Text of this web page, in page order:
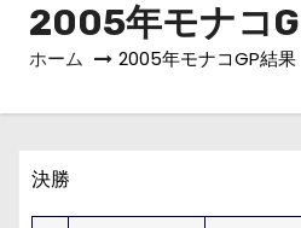
2005年モナコ
ホーム 2005年モナコGP結果
決勝